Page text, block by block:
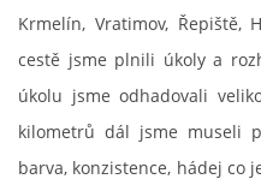
Moderní nafta
Stanovy Old Fiat Clubu, z. s.
Krmelín, Vratimov, Řepiště,
cestě jsme plnili úkoly a
úkolu jsme odhadovali
kilometrů dál jsme museli
barva, konzistence, hádej co